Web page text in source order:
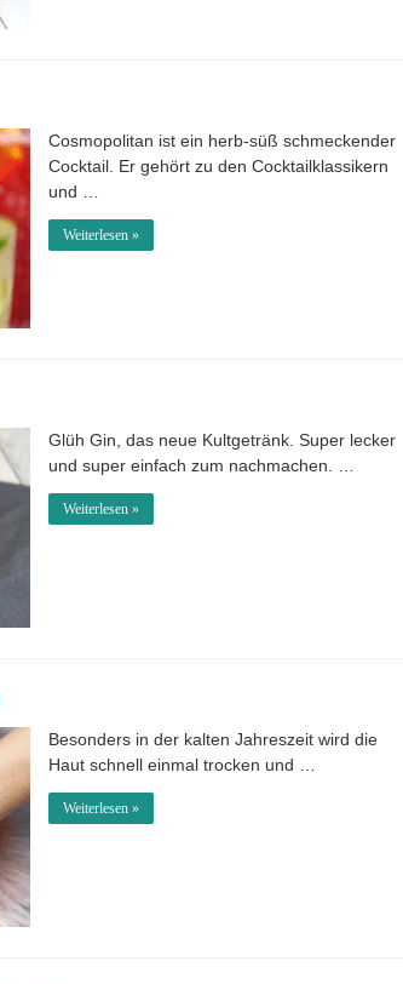
Cosmopolitan ist ein herb-süß schmeckender
Cocktail. Er gehört zu den Cocktailklassikern
und …
Weiterlesen »
Glüh Gin, das neue Kultgetränk. Super lecker
und super einfach zum nachmachen. …
Weiterlesen »
Besonders in der kalten Jahreszeit wird die
Haut schnell einmal trocken und …
Weiterlesen »